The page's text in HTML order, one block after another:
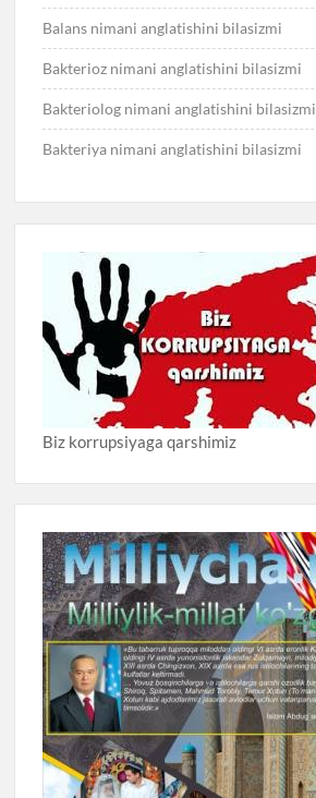
Balans nimani anglatishini bilasizmi
Bakterioz nimani anglatishini bilasizmi
Bakteriolog nimani anglatishini bilasizmi
Bakteriya nimani anglatishini bilasizmi
Biz korrupsiyaga qarshimiz